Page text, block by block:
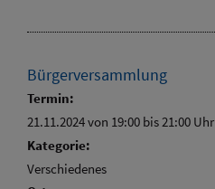
Bürgerversammlung
Termin:
21.11.2024 von 19:00 bis 21:00 Uhr
Kategorie:
Verschiedenes